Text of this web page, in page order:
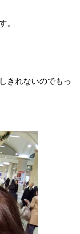
。
きれないのでもっ